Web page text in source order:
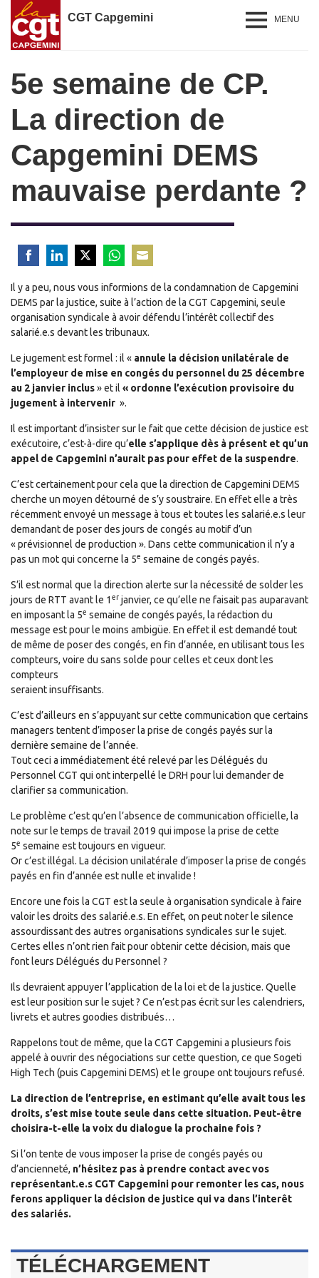
CGT Capgemini MENU
5e semaine de CP.
La direction de
Capgemini DEMS
mauvaise perdante ?
on
Facebook
on
LinkedIn
on
Twitter
on
WhatsApp
on
Email
Il y a peu, nous vous informions de la condamnation de Capgemini
DEMS par la justice, suite à l’action de la CGT Capgemini, seule
organisation syndicale à avoir défendu l’intérêt collectif des
salarié.e.s devant les tribunaux.
Le jugement est formel : il « annule la décision unilatérale de
l’employeur de mise en congés du personnel du 25 décembre
au 2 janvier inclus» et il « ordonne l’exécution provisoire du
jugement à intervenir ».
Il est important d’insister sur le fait que cette décision de justice est
exécutoire, c’est-à-dire qu’elle s’applique dès à présent et qu’un
appel de Capgemini n’aurait pas pour effet de la suspendre.
C’est certainement pour cela que la direction de Capgemini DEMS
cherche un moyen détourné de s’y soustraire. En effet elle a très
récemment envoyé un message à tous et toutes les salarié.e.s leur
demandant de poser des jours de congés au motif d’un
« prévisionnel de production ». Dans cette communication il n’y a
pas un mot qui concerne la 5e semaine de congés payés.
S’il est normal que la direction alerte sur la nécessité de solder les
jours de RTT avant le 1 er janvier, ce qu’elle ne faisait pas auparavant
en imposant la 5e semaine de congés payés, la rédaction du
message est pour le moins ambigüe. En effet il est demandé tout
de même de poser des congés, en fin d’année, en utilisant tous les
compteurs, voire du sans solde pour celles et ceux dont les
compteurs
seraient insuffisants.
C’est d’ailleurs en s’appuyant sur cette communication que certains
managers tentent d’imposer la prise de congés payés sur la
dernière semaine de l’année.
Tout ceci a immédiatement été relevé par les Délégués du
Personnel CGT qui ont interpellé le DRH pour lui demander de
clarifier sa communication.
Le problème c’est qu’en l’absence de communication officielle, la
note sur le temps de travail 2019 qui impose la prise de cette
5e semaine est toujours en vigueur.
Or c’est illégal. La décision unilatérale d’imposer la prise de congés
payés en fin d’année est nulle et invalide !
Encore une fois la CGT est la seule à organisation syndicale à faire
valoir les droits des salarié.e.s. En effet, on peut noter le silence
assourdissant des autres organisations syndicales sur le sujet.
Certes elles n’ont rien fait pour obtenir cette décision, mais que
font leurs Délégués du Personnel ?
Ils devraient appuyer l’application de la loi et de la justice. Quelle
est leur position sur le sujet ? Ce n’est pas écrit sur les calendriers,
livrets et autres goodies distribués…
Rappelons tout de même, que la CGT Capgemini a plusieurs fois
appelé à ouvrir des négociations sur cette question, ce que Sogeti
High Tech (puis Capgemini DEMS) et le groupe ont toujours refusé.
La direction de l’entreprise, en estimant qu’elle avait tous les
droits, s’est mise toute seule dans cette situation. Peut-être
choisira-t-elle la voix du dialogue la prochaine fois ?
Si l’on tente de vous imposer la prise de congés payés ou
d’ancienneté, n’hésitez pas à prendre contact avec vos
représentant.e.s CGT Capgemini pour remonter les cas, nous
ferons appliquer la décision de justice qui va dans l’interêt
des salariés.
TÉLÉCHARGEMENT